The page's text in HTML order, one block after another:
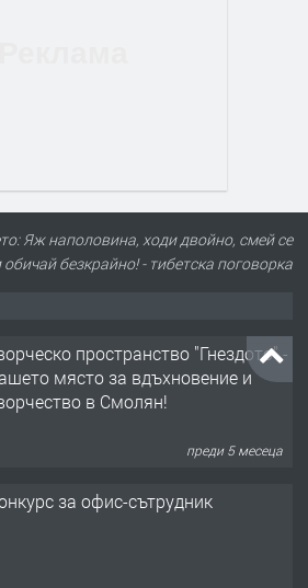
Яж наполовина, ходи двойно, смей се
обичай безкрайно! - тибетска поговорка
пространство "Гнездото" -
място за вдъхновение и
в Смолян!
преди 5 месеца
за офис-сътрудник